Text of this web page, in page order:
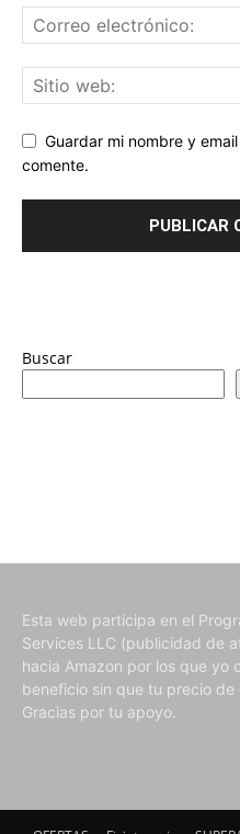
Guardar mi nombre y
comente.
Buscar
Esta web participa en el
Services LLC (publicidad de
hacia Amazon por los que yo
beneficio sin que tu precio
Gracias por tu apoyo.